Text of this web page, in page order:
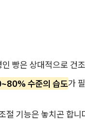
빵은 상대적으로 건
수준의 습도가
절 기능은 놓치곤 합니